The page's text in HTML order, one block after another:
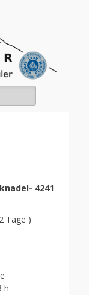
4241
Tage )